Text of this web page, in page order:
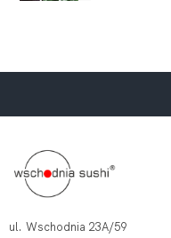
ul. Wschodnia 23A/59